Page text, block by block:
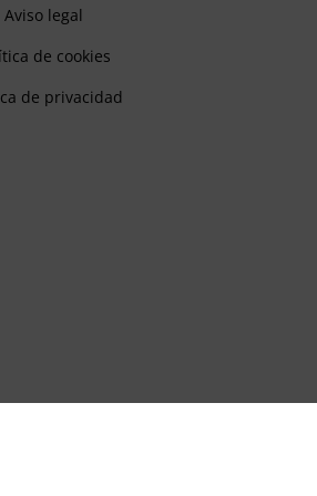
Aviso legal
de cookies
de privacidad